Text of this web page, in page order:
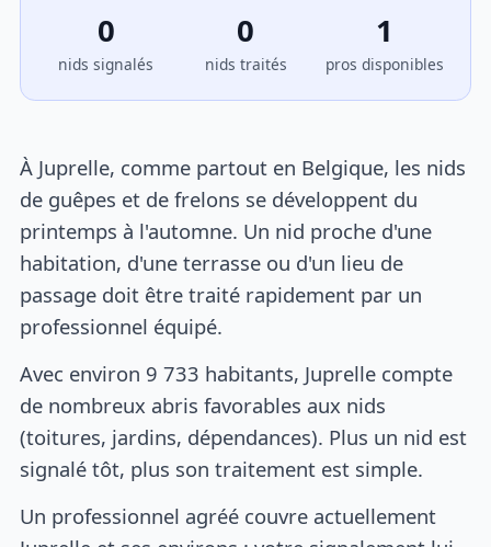
0
nids signalés
0
nids traités
1
pros disponibles
À Juprelle, comme partout en Belgique, les nids
de guêpes et de frelons se développent du
printemps à l'automne. Un nid proche d'une
habitation, d'une terrasse ou d'un lieu de
passage doit être traité rapidement par un
professionnel équipé.
Avec environ 9 733 habitants, Juprelle compte
de nombreux abris favorables aux nids
(toitures, jardins, dépendances). Plus un nid est
signalé tôt, plus son traitement est simple.
Un professionnel agréé couvre actuellement